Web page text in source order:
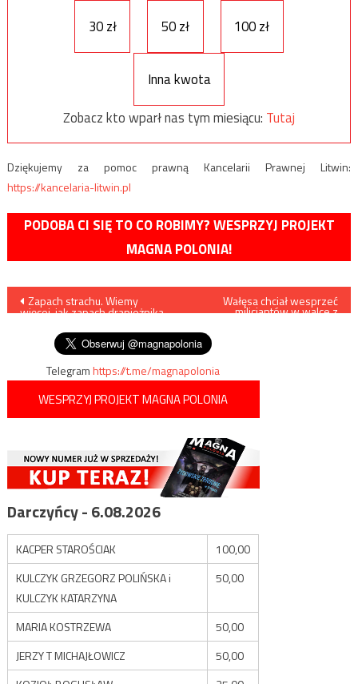
30 zł
50 zł 100 zł
Inna kwota
Zobacz kto wparł nas tym miesiącu: Tutaj
Dziękujemy za pomoc prawną Kancelarii Prawnej Litwin:
https://kancelaria-litwin.pl
PODOBA CI SIĘ TO CO ROBIMY? WESPRZYJ PROJEKT
MAGNA POLONIA!
Nawigacja
wpisu
Zapach strachu. Wiemy
więcej, jak zapach drapieżnika
Wałęsa chciał wesprzeć
milicjantów w walce z
Telegramhttps://t.me/magnapolonia
WESPRZYJ PROJEKT MAGNA POLONIA
Darczyńcy - 6.08.2026
KACPER STAROŚCIAK
100,00
KULCZYK GRZEGORZ POLIŃSKA i
KULCZYK KATARZYNA
50,00
MARIA KOSTRZEWA
50,00
JERZY T MICHAJŁOWICZ
50,00